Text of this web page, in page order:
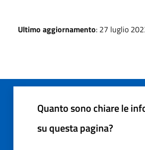
Ultimo aggiornamento: 27 luglio
Quanto sono chiare le
su questa pagina?